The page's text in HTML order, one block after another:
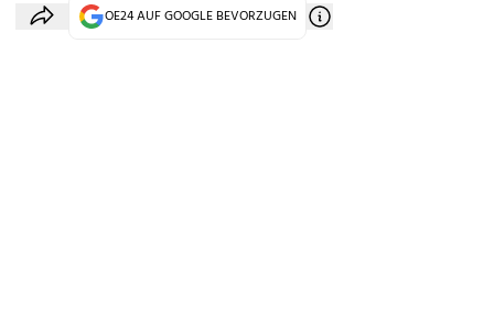
OE24 AUF GOOGLE BEVORZUGEN